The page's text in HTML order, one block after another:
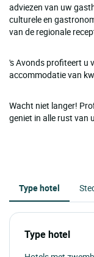
adviezen van uw
culturele en
van de regionale
's Avonds profiteert u
accommodatie van
Wacht niet langer!
geniet in alle rust van
Type hotel
Type hotel